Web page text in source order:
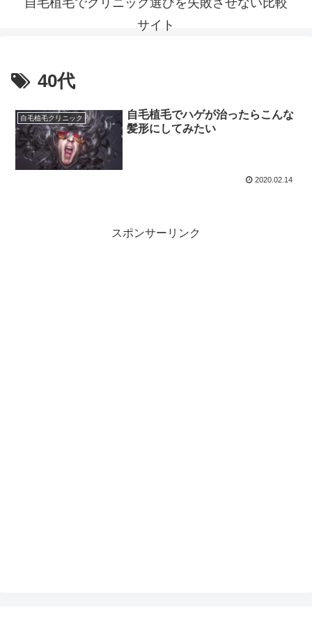
自毛植毛でクリニック選びを失敗させない比較
サイト
40代
自毛植毛クリニック
自毛植毛でハゲが治ったらこんな
髪形にしてみたい
2020.02.14
スポンサーリンク